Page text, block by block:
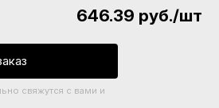
646.39 руб./шт
свяжутся с вами и